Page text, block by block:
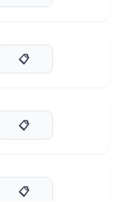
📋
📋
📋